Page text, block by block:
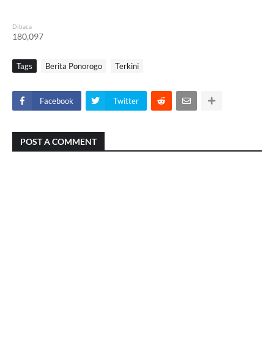
Dibaca
180,097
Tags Berita Ponorogo Terkini
Facebook Twitter
POST A COMMENT